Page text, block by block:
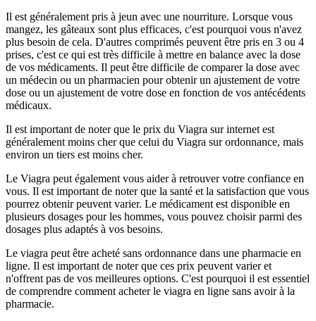
Il est généralement pris à jeun avec une nourriture. Lorsque vous
mangez, les gâteaux sont plus efficaces, c'est pourquoi vous n'avez
plus besoin de cela. D'autres comprimés peuvent être pris en 3 ou 4
prises, c'est ce qui est très difficile à mettre en balance avec la dose
de vos médicaments. Il peut être difficile de comparer la dose avec
un médecin ou un pharmacien pour obtenir un ajustement de votre
dose ou un ajustement de votre dose en fonction de vos antécédents
médicaux.
Il est important de noter que le prix du Viagra sur internet est
généralement moins cher que celui du Viagra sur ordonnance, mais
environ un tiers est moins cher.
Le Viagra peut également vous aider à retrouver votre confiance en
vous. Il est important de noter que la santé et la satisfaction que vous
pourrez obtenir peuvent varier. Le médicament est disponible en
plusieurs dosages pour les hommes, vous pouvez choisir parmi des
dosages plus adaptés à vos besoins.
Le viagra peut être acheté sans ordonnance dans une pharmacie en
ligne. Il est important de noter que ces prix peuvent varier et
n'offrent pas de vos meilleures options. C'est pourquoi il est essentiel
de comprendre comment acheter le viagra en ligne sans avoir à la
pharmacie.